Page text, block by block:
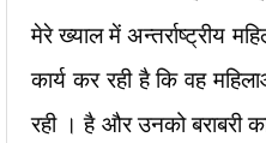
मेरे ख्याल में अन्तर्राष्ट्रीय
कार्य कर रही है कि वह
रही । है और उनको बराबरी